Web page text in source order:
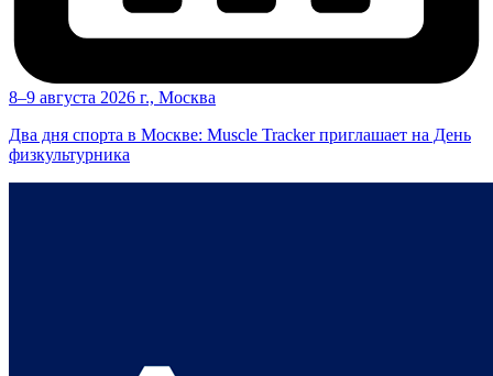
8–9 августа 2026 г., Москва
Два дня спорта в Москве: Muscle Tracker приглашает на День
физкультурника